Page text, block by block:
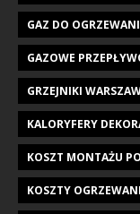
GAZ DO
GAZOWE
GRZEJNIKI
KALORYFERY
KOSZT MONTAŻU
KOSZTY